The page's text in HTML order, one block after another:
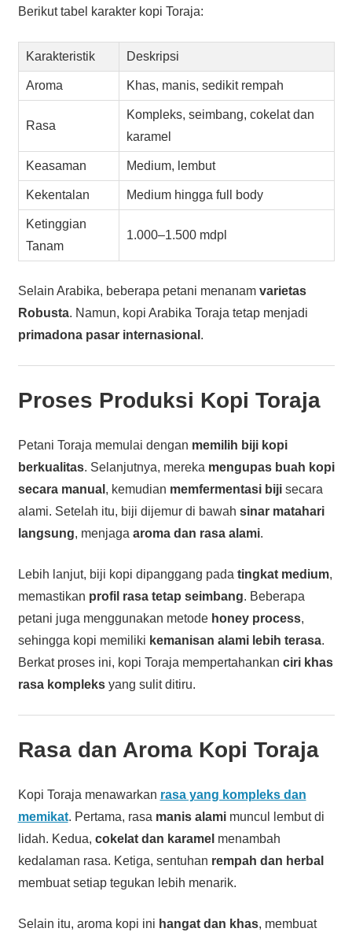
Berikut tabel karakter kopi Toraja:
Karakteristik Deskripsi
Aroma Khas, manis, sedikit rempah
Rasa
Kompleks, seimbang, cokelat dan
karamel
Keasaman Medium, lembut
Kekentalan Medium hingga full body
Ketinggian
Tanam
1.000–1.500 mdpl
Selain Arabika, beberapa petani menanam varietas
Robusta. Namun, kopi Arabika Toraja tetap menjadi
primadona pasar internasional .
Proses Produksi Kopi Toraja
Petani Toraja memulai dengan memilih biji kopi
berkualitas. Selanjutnya, mereka mengupas buah kopi
secara manual , kemudian memfermentasi bijisecara
alami. Setelah itu, biji dijemur di bawah sinar matahari
langsung, menjaga aroma dan rasa alami.
Lebih lanjut, biji kopi dipanggang pada tingkat medium,
memastikan profil rasa tetap seimbang. Beberapa
petani juga menggunakan metode honey process,
sehingga kopi memiliki kemanisan alami lebih terasa.
Berkat proses ini, kopi Toraja mempertahankan ciri khas
rasa kompleksyang sulit ditiru.
Rasa dan Aroma Kopi Toraja
Kopi Toraja menawarkan rasa yang kompleks dan
memikat. Pertama, rasa manis alamimuncul lembut di
lidah. Kedua, cokelat dan karamel menambah
kedalaman rasa. Ketiga, sentuhan rempah dan herbal
membuat setiap tegukan lebih menarik.
Selain itu, aroma kopi ini hangat dan khas, membuat